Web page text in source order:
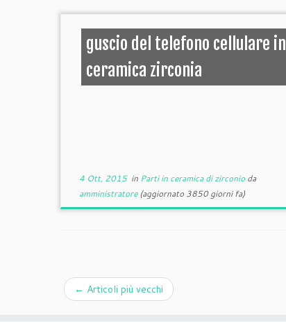
guscio del telefono cellulare in
ceramica zirconia
4 Ott, 2015in Parti in ceramica di zirconioda
amministratore(aggiornato 3850 giorni fa)
← Articoli più vecchi